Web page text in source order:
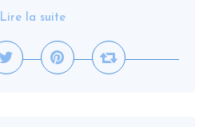
Lire la suite